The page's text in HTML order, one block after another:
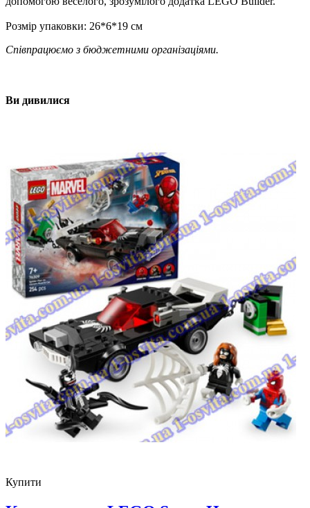
Розмір упаковки: 26*6*19 см
Співпрацюємо з бюджетними організаціями.
Ви дивилися
Купити